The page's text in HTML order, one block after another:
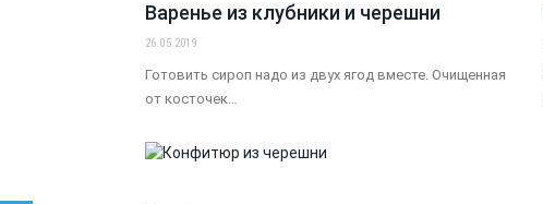
Варенье из клубники и черешни
26.05.2019
Готовить сироп надо из двух ягод вместе. Очищенная
от косточек…